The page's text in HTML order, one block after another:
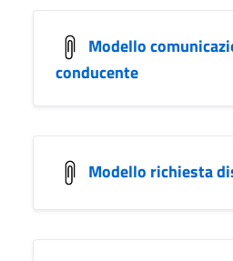
Modello
conducente
Modello richiesta